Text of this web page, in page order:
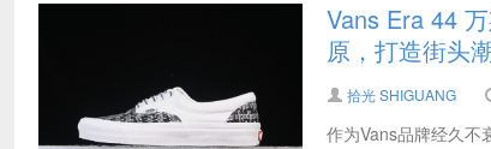
Vans Era 44
原，打造街头
拾光 SHIGUANG
作为Vans品牌经久不